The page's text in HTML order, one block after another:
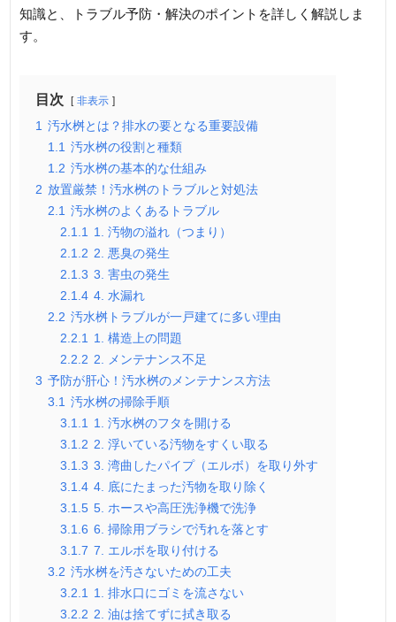
知識と、トラブル予防・解決のポイントを詳しく解説しま
す。
目次 非表示
1
汚水桝とは？排水の要となる重要設備
1.1
汚水桝の役割と種類
1.2 汚水桝の基本的な仕組み
2 放置厳禁！汚水桝のトラブルと対処法
2.1
汚水桝のよくあるトラブル
2.1.1
1. 汚物の溢れ（つまり）
2.1.2 2. 悪臭の発生
2.1.3 3. 害虫の発生
2.1.4 4. 水漏れ
2.2 汚水桝トラブルが一戸建てに多い理由
2.2.1
1. 構造上の問題
2.2.2 2. メンテナンス不足
3 予防が肝心！汚水桝のメンテナンス方法
3.1
汚水桝の掃除手順
3.1.1
1. 汚水桝のフタを開ける
3.1.2 2. 浮いている汚物をすくい取る
3.1.3 3. 湾曲したパイプ（エルボ）を取り外す
3.1.4 4. 底にたまった汚物を取り除く
3.1.5 5. ホースや高圧洗浄機で洗浄
3.1.6 6. 掃除用ブラシで汚れを落とす
3.1.7 7. エルボを取り付ける
3.2 汚水桝を汚さないための工夫
3.2.1
1. 排水口にゴミを流さない
3.2.2 2. 油は捨てずに拭き取る